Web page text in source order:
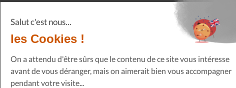
Salut c'est nous...
les Cookies !
On a attendu d'être sûrs que le contenu de ce site vous intéresse
avant de vous déranger, mais on aimerait bien vous accompagner
pendant votre visite...